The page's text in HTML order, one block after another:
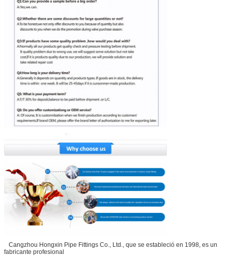
Cangzhou Hongxin Pipe Fittings Co., Ltd., que se estableció en 1998, es un
fabricante profesional